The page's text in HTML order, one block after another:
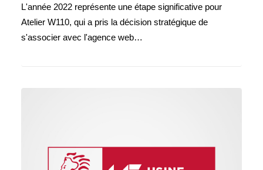
L'année 2022 représente une étape significative pour
Atelier W110, qui a pris la décision stratégique de
s'associer avec l'agence web…